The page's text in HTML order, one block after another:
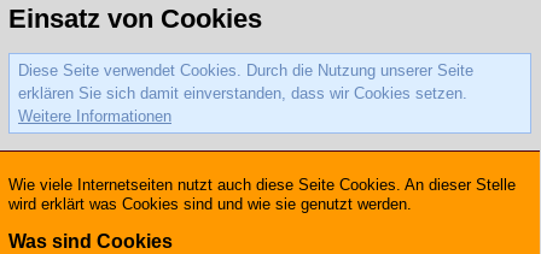
Einsatz von Cookies
Diese Seite verwendet Cookies. Durch die Nutzung unserer Seite
erklären Sie sich damit einverstanden, dass wir Cookies setzen.
Weitere Informationen
Wie viele Internetseiten nutzt auch diese Seite Cookies. An dieser Stelle
wird erklärt was Cookies sind und wie sie genutzt werden.
Was sind Cookies